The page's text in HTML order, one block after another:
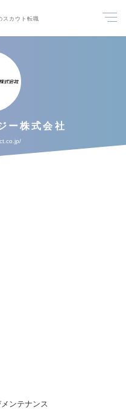
スカウト転職
ー株式会社
ンテナンス